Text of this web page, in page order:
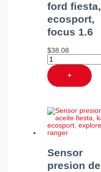
ford fiesta,
ecosport,
focus 1.6
$38.08
+
Sensor
presion de